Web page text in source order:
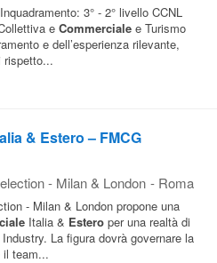
3° - 2° livello CCNL
e Commerciale e Turismo
e dell’esperienza rilevante,
rispetto...
& Estero – FMCG
- Milan & London - Roma
- Milan & London propone una
Italia & Estero per una realtà di
La figura dovrà governare la
il team...